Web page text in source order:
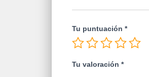
Tu puntuación *
Tu valoración *